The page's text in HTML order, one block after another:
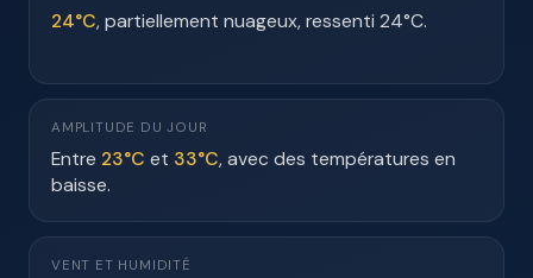
24°C, partiellement nuageux, ressenti 24°C.
AMPLITUDE DU JOUR
Entre 23°C et 33°C, avec des températures en
baisse.
VENT ET HUMIDITÉ